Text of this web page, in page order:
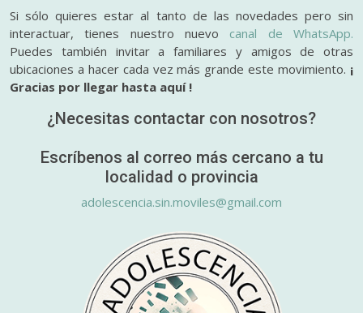
Si sólo quieres estar al tanto de las novedades pero sin
interactuar, tienes nuestro nuevo canal de WhatsApp.
Puedes también invitar a familiares y amigos de otras
ubicaciones a hacer cada vez más grande este movimiento. ¡
Gracias por llegar hasta aquí !
¿Necesitas contactar con nosotros?
Escríbenos al correo más cercano a tu
localidad o provincia
adolescencia.sin.moviles@gmail.com